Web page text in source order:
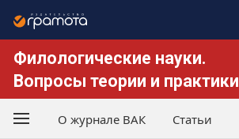
Филологические науки.
Вопросы теории и практики
О журнале ВАК Статьи